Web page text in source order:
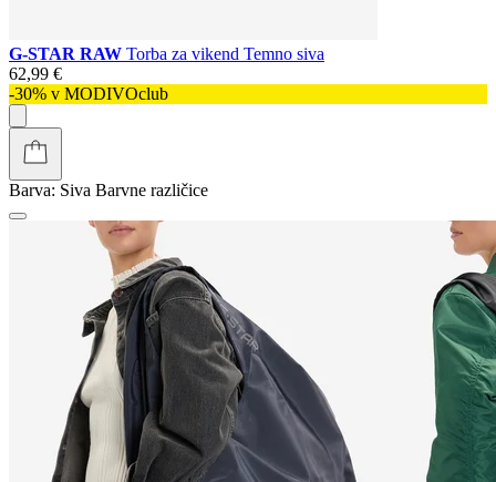
G-STAR RAW Torba za vikend Temno siva
62,99 €
-30% v MODIVOclub
Barva: Siva Barvne različice